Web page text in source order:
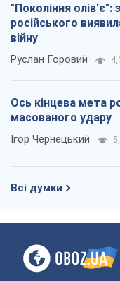
"Покоління олів'є":
російського
війну
Руслан Горовий
Ось кінцева мета
масованого удару
Ігор Чернецький
Всі думки